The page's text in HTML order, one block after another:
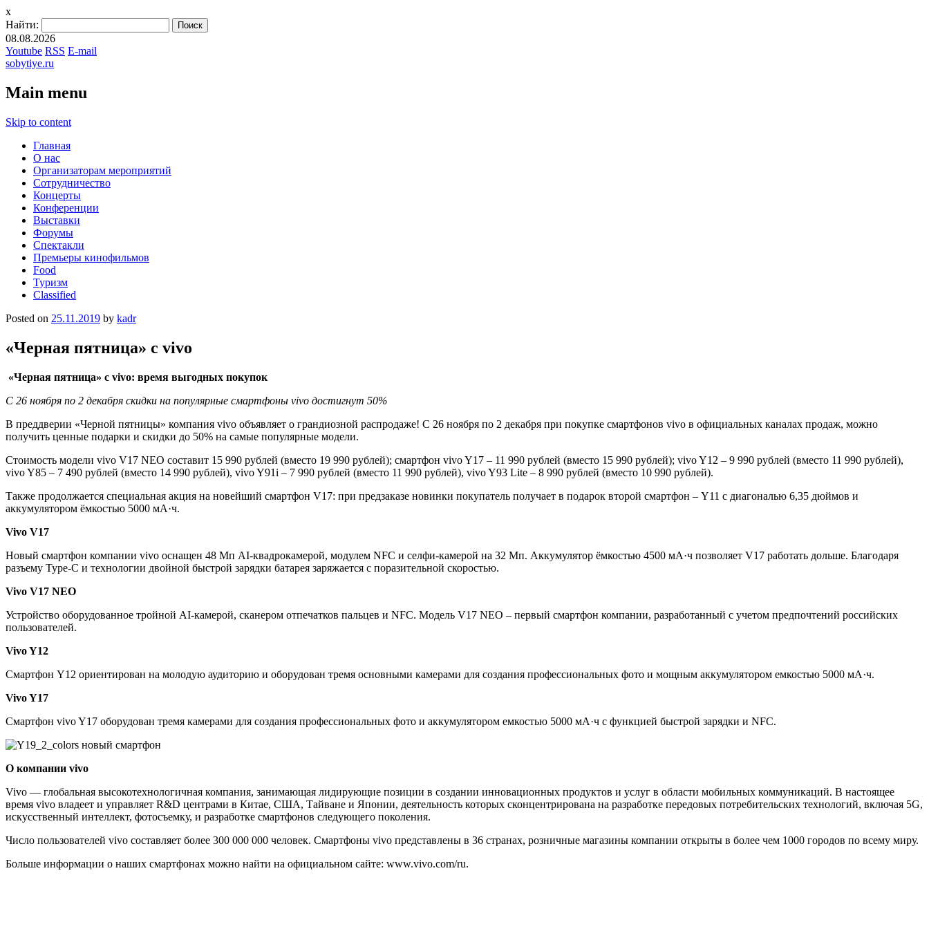
x
Найти:
08.08.2026
Youtube RSS E-mail
sobytiye.ru
Main menu
Skip to content
Главная
О нас
Организаторам мероприятий
Сотрудничество
Концерты
Конференции
Выставки
Форумы
Спектакли
Премьеры кинофильмов
Food
Туризм
Сlassified
Posted on 25.11.2019 by kadr
«Черная пятница» с vivo
«Черная пятница» с vivo: время выгодных покупок
С 26 ноября по 2 декабря скидки на популярные смартфоны vivo достигнут 50%
В преддверии «Черной пятницы» компания vivo объявляет о грандиозной распродаже! С 26 ноября по 2 декабря при покупке смартфонов vivo в официальных каналах продаж, можно
получить ценные подарки и скидки до 50% на самые популярные модели.
Стоимость модели vivo V17 NEO составит 15 990 рублей (вместо 19 990 рублей); смартфон vivo Y17 – 11 990 рублей (вместо 15 990 рублей); vivo Y12 – 9 990 рублей (вместо 11 990 рублей),
vivo Y85 – 7 490 рублей (вместо 14 990 рублей), vivo Y91i – 7 990 рублей (вместо 11 990 рублей), vivo Y93 Lite – 8 990 рублей (вместо 10 990 рублей).
Также продолжается специальная акция на новейший смартфон V17: при предзаказе новинки покупатель получает в подарок второй смартфон – Y11 с диагональю 6,35 дюймов и
аккумулятором ёмкостью 5000 мА·ч.
Vivo V17
Новый смартфон компании vivo оснащен 48 Мп AI-квадрокамерой, модулем NFC и селфи-камерой на 32 Мп. Аккумулятор ёмкостью 4500 мА·ч позволяет V17 работать дольше. Благодаря
разъему Type-C и технологии двойной быстрой зарядки батарея заряжается с поразительной скоростью.
Vivo V17 NEO
Устройство оборудованное тройной AI-камерой, сканером отпечатков пальцев и NFC. Модель V17 NEO – первый смартфон компании, разработанный с учетом предпочтений российских
пользователей.
VivoY12
Смартфон Y12 ориентирован на молодую аудиторию и оборудован тремя основными камерами для создания профессиональных фото и мощным аккумулятором емкостью 5000 мА·ч.
VivoY17
Смартфон vivo Y17 оборудован тремя камерами для создания профессиональных фото и аккумулятором емкостью 5000 мА·ч с функцией быстрой зарядки и NFC.
О компании vivo
Vivo — глобальная высокотехнологичная компания, занимающая лидирующие позиции в создании инновационных продуктов и услуг в области мобильных коммуникаций. В настоящее
время vivo владеет и управляет R&D центрами в Китае, США, Тайване и Японии, деятельность которых сконцентрирована на разработке передовых потребительских технологий, включая 5G,
искусственный интеллект, фотосъемку, и разработке смартфонов следующего поколения.
Число пользователей vivo составляет более 300 000 000 человек. Смартфоны vivo представлены в 36 странах, розничные магазины компании открыты в более чем 1000 городов по всему миру.
Больше информации о наших смартфонах можно найти на официальном сайте: www.vivo.com/ru.